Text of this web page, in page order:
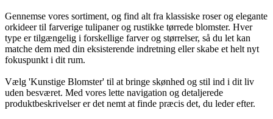
Gennemse vores sortiment, og find alt fra klassiske roser og elegante
orkideer til farverige tulipaner og rustikke tørrede blomster. Hver
type er tilgængelig i forskellige farver og størrelser, så du let kan
matche dem med din eksisterende indretning eller skabe et helt nyt
fokuspunkt i dit rum.
Vælg 'Kunstige Blomster' til at bringe skønhed og stil ind i dit liv
uden besværet. Med vores lette navigation og detaljerede
produktbeskrivelser er det nemt at finde præcis det, du leder efter.